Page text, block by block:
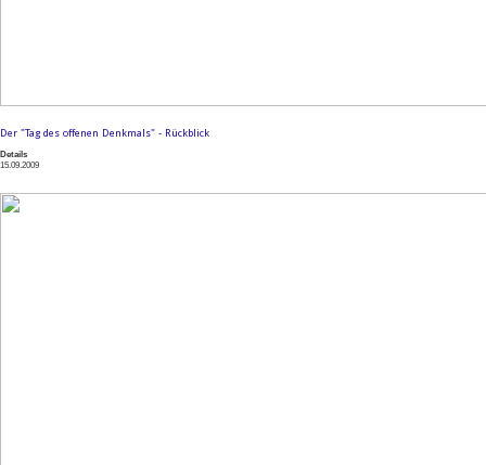
Der "Tag des offenen Denkmals" - Rückblick
Details
15.09.2009